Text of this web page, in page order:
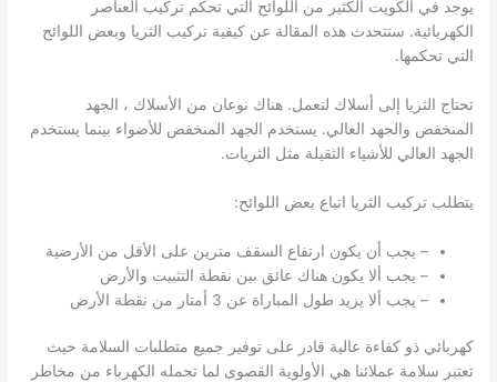
يوجد في الكويت الكثير من اللوائح التي تحكم تركيب العناصر
الكهربائية. ستتحدث هذه المقالة عن كيفية تركيب الثريا وبعض اللوائح
التي تحكمها.
تحتاج الثريا إلى أسلاك لتعمل. هناك نوعان من الأسلاك ، الجهد
المنخفض والجهد العالي. يستخدم الجهد المنخفض للأضواء بينما يستخدم
الجهد العالي للأشياء الثقيلة مثل الثريات.
يتطلب تركيب الثريا اتباع بعض اللوائح:
– يجب أن يكون ارتفاع السقف مترين على الأقل من الأرضية
– يجب ألا يكون هناك عائق بين نقطة التثبيت والأرض
– يجب ألا يزيد طول المباراة عن 3 أمتار من نقطة الأرض
كهربائي ذو كفاءة عالية قادر على توفير جميع متطلبات السلامة حيث
تعتبر سلامة عملائنا هي الأولوية القصوى لما تحمله الكهرباء من مخاطر